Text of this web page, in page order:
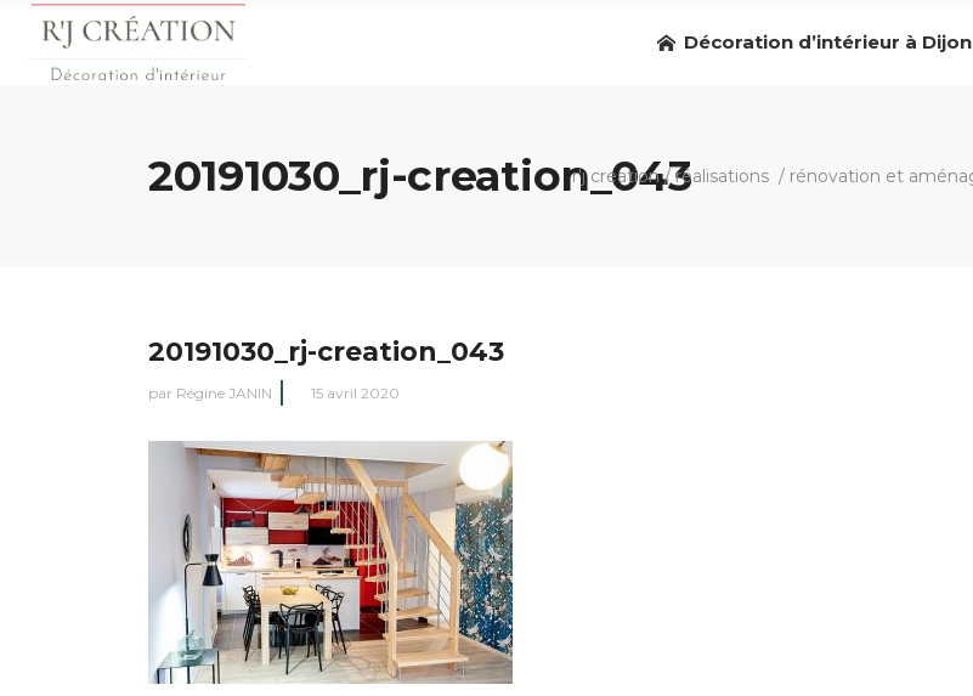
Décoration d’intérieur à Dijon
20191030_rj-creation_043
r'j creation/ réalisations / rénovation et
20191030_rj-creation_043
par Régine JANIN 15 avril 2020